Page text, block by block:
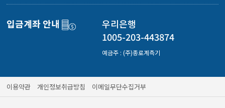
입금계좌 안내
우리은행
1005-203-443874
예금주 : (주)종로계측기
이용약관 개인정보취급방침 이메일무단수집거부